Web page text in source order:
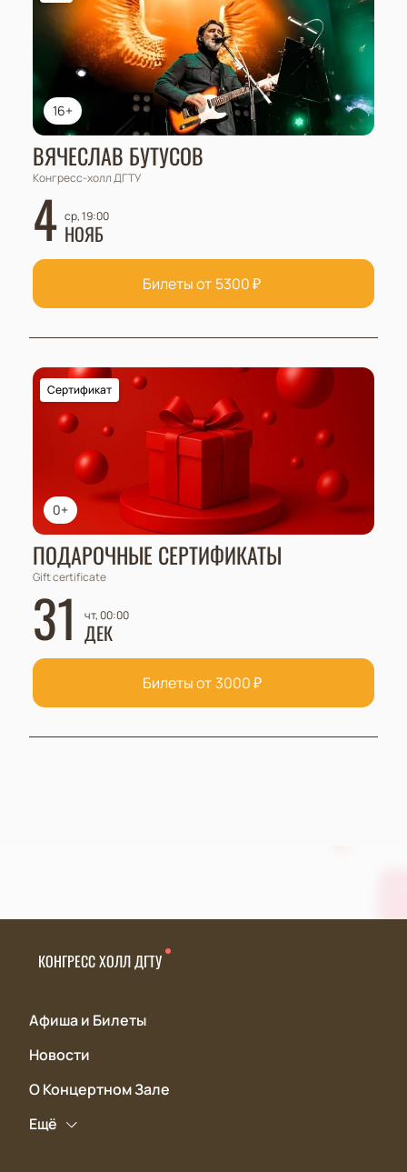
16+
ВЯЧЕСЛАВ БУТУСОВ
Конгресс-холл ДГТУ
4 ср, 19:00
НОЯБ
Билеты от 5300₽
0+
Сертификат
ПОДАРОЧНЫЕ СЕРТИФИКАТЫ
Gift certificate
31 чт, 00:00
ДЕК
Билеты от 3000₽
КОНГРЕСС ХОЛЛ ДГТУ
Афиша и Билеты
Новости
О Концертном Зале
Ещё